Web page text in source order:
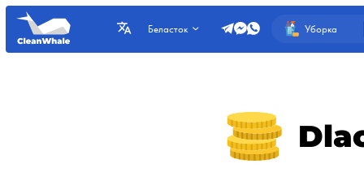
Беласток Уборка